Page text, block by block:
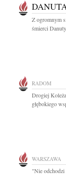
Z ogromnym
śmierci
RADOM
Drogiej
głębokiego
WARSZAWA
"Nie odchodzi